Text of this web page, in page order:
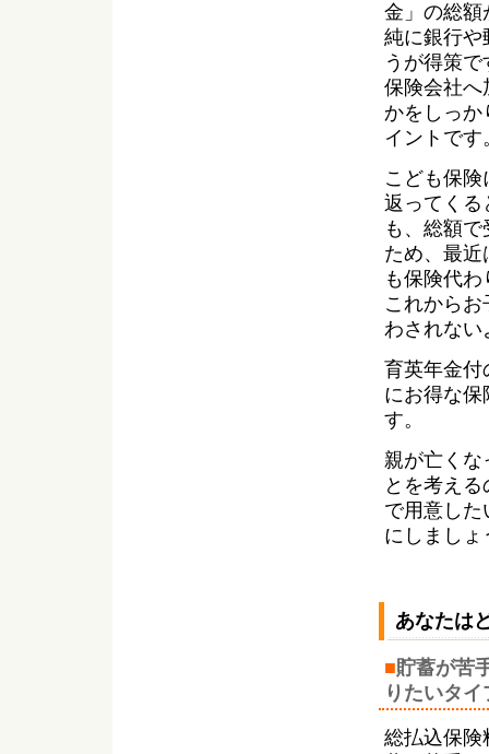
金」の総額
純に銀行や
うが得策で
保険会社へ
かをしっか
イントです
こども保
返ってくる
も、総額
ため、最
も保険代
これから
わされない
育英年金付
にお得な
す。
親が亡くな
とを考え
で用意し
にしましょ
あなたは
■貯蓄が苦
りたいタイ
総払込保険